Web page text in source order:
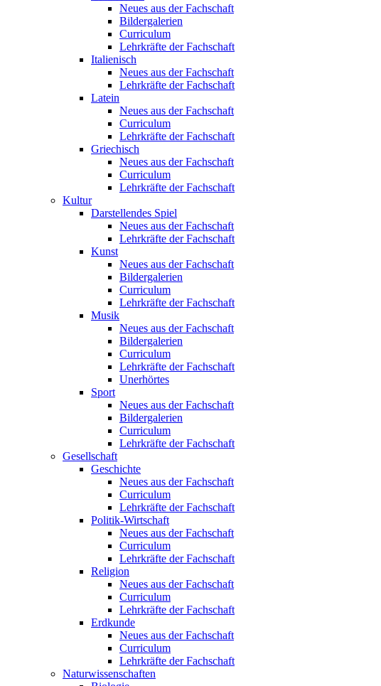
Neues aus der Fachschaft
Bildergalerien
Curriculum
Lehrkräfte der Fachschaft
Italienisch
Neues aus der Fachschaft
Lehrkräfte der Fachschaft
Latein
Neues aus der Fachschaft
Curriculum
Lehrkräfte der Fachschaft
Griechisch
Neues aus der Fachschaft
Curriculum
Lehrkräfte der Fachschaft
Kultur
Darstellendes Spiel
Neues aus der Fachschaft
Lehrkräfte der Fachschaft
Kunst
Neues aus der Fachschaft
Bildergalerien
Curriculum
Lehrkräfte der Fachschaft
Musik
Neues aus der Fachschaft
Bildergalerien
Curriculum
Lehrkräfte der Fachschaft
Unerhörtes
Sport
Neues aus der Fachschaft
Bildergalerien
Curriculum
Lehrkräfte der Fachschaft
Gesellschaft
Geschichte
Neues aus der Fachschaft
Curriculum
Lehrkräfte der Fachschaft
Politik-Wirtschaft
Neues aus der Fachschaft
Curriculum
Lehrkräfte der Fachschaft
Religion
Neues aus der Fachschaft
Curriculum
Lehrkräfte der Fachschaft
Erdkunde
Neues aus der Fachschaft
Curriculum
Lehrkräfte der Fachschaft
Naturwissenschaften